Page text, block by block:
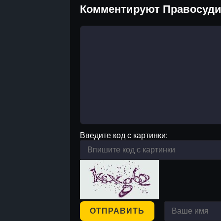
Комментируют
Введите код с картинки:
ОТПРАВИТЬ